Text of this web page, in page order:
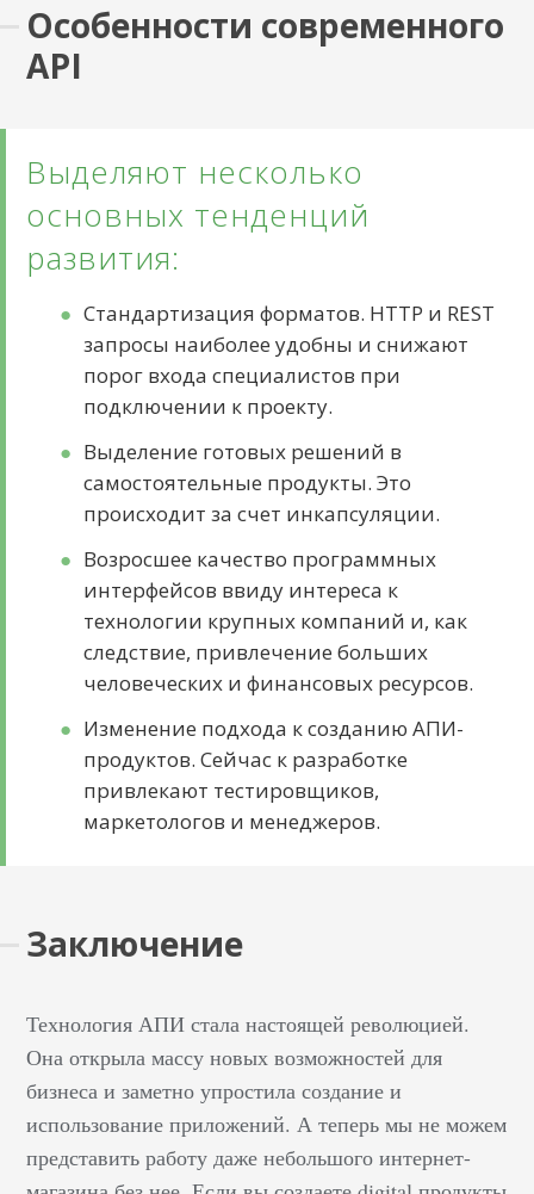
такой специалист – это
тот, кто разбирается в
чтобы любая железная
коробка с
микросхемами стала
речь пойдёт о них –
специалистах по
разработке
компьютерных
программ.&nbsp;
Приложение, которое
мы запускаем в
компьютере или на
телефоне, сначала
продумывают – строят
его «архитектуру».
Потом доводят его до
совершенства, чтобы
выключалось и
выполняло задачи. В
конце тестируют
проект и запускают…
Особенности современного
API
Выделяют несколько
основных тенденций
развития:
Стандартизация форматов. HTTP и REST
запросы наиболее удобны и снижают
порог входа специалистов при
подключении к проекту.
Выделение готовых решений в
самостоятельные продукты. Это
происходит за счет инкапсуляции.
Возросшее качество программных
интерфейсов ввиду интереса к
технологии крупных компаний и, как
следствие, привлечение больших
человеческих и финансовых ресурсов.
Изменение подхода к созданию АПИ-
продуктов. Сейчас к разработке
привлекают тестировщиков,
маркетологов и менеджеров.
Заключение
Технология АПИ стала настоящей революцией.
Она открыла массу новых возможностей для
бизнеса и заметно упростила создание и
использование приложений. А теперь мы не можем
представить работу даже небольшого интернет-